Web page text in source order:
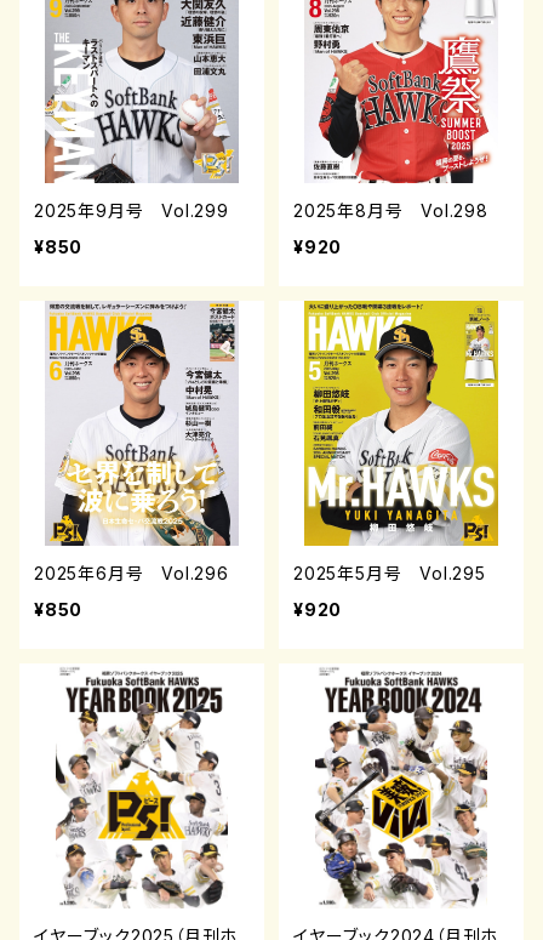
2025年9月号 Vol.299
¥850
2025年8月号 Vol.298
¥920
2025年6月号 Vol.296
¥850
2025年5月号 Vol.295
¥920
イヤーブック2025（月刊ホ
イヤーブック2024（月刊ホ